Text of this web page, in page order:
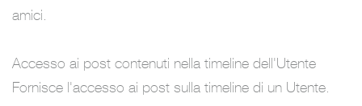
amici.
Accesso ai post contenuti nella timeline dell'Utente
Fornisce l'accesso ai post sulla timeline di un Utente.